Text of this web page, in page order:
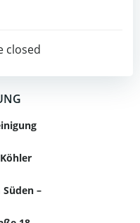
closed
–